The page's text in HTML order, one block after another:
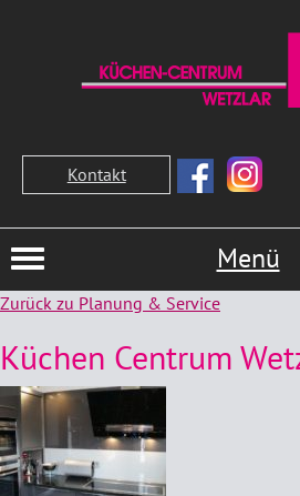
Kontakt
Menü
Zurück zu Planung & Service
Küchen Centrum